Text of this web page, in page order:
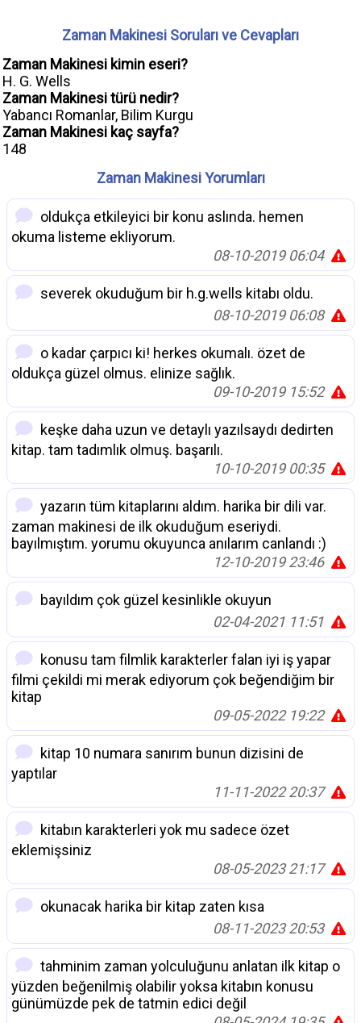
Zaman Makinesi Soruları ve Cevapları
Zaman Makinesi kimin eseri?
H. G. Wells
Zaman Makinesi türü nedir?
Yabancı Romanlar, Bilim Kurgu
Zaman Makinesi kaç sayfa?
148
Zaman Makinesi Yorumları
oldukça etkileyici bir konu aslında. hemen
okuma listeme ekliyorum.
08-10-2019 06:04
severek okuduğum bir h.g.wells kitabı oldu.
08-10-2019 06:08
o kadar çarpıcı ki! herkes okumalı. özet de
oldukça güzel olmus. elinize sağlık.
09-10-2019 15:52
keşke daha uzun ve detaylı yazılsaydı dedirten
kitap. tam tadımlık olmuş. başarılı.
10-10-2019 00:35
yazarın tüm kitaplarını aldım. harika bir dili var.
zaman makinesi de ilk okuduğum eseriydi.
bayılmıştım. yorumu okuyunca anılarım canlandı :)
12-10-2019 23:46
bayıldım çok güzel kesinlikle okuyun
02-04-2021 11:51
konusu tam filmlik karakterler falan iyi iş yapar
filmi çekildi mi merak ediyorum çok beğendiğim bir
kitap
09-05-2022 19:22
kitap 10 numara sanırım bunun dizisini de
yaptılar
11-11-2022 20:37
kitabın karakterleri yok mu sadece özet
eklemişsiniz
08-05-2023 21:17
okunacak harika bir kitap zaten kısa
08-11-2023 20:53
tahminim zaman yolculuğunu anlatan ilk kitap o
yüzden beğenilmiş olabilir yoksa kitabın konusu
günümüzde pek de tatmin edici değil